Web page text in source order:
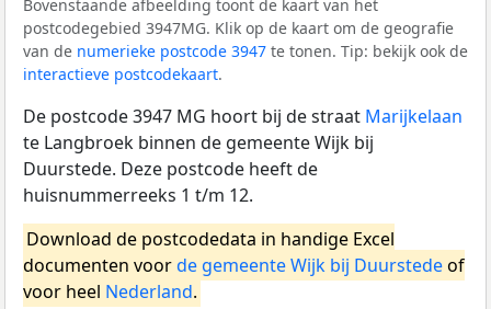
Bovenstaande afbeelding toont de kaart van het
postcodegebied 3947MG. Klik op de kaart om de geografie
van de numerieke postcode 3947 te tonen. Tip: bekijk ook de
interactieve postcodekaart.
De postcode 3947 MG hoort bij de straat Marijkelaan
te Langbroek binnen de gemeente Wijk bij
Duurstede. Deze postcode heeft de
huisnummerreeks 1 t/m 12.
Download de postcodedata in handige Excel
documenten voorde gemeente Wijk bij Duurstedeof
voor heel Nederland.